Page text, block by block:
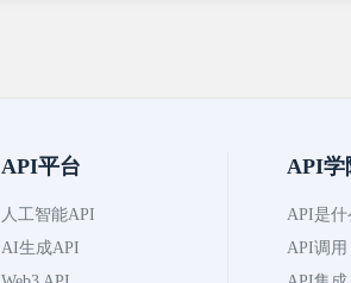
API平台
人工智能API
AI生成API
API学
API是什
API调用